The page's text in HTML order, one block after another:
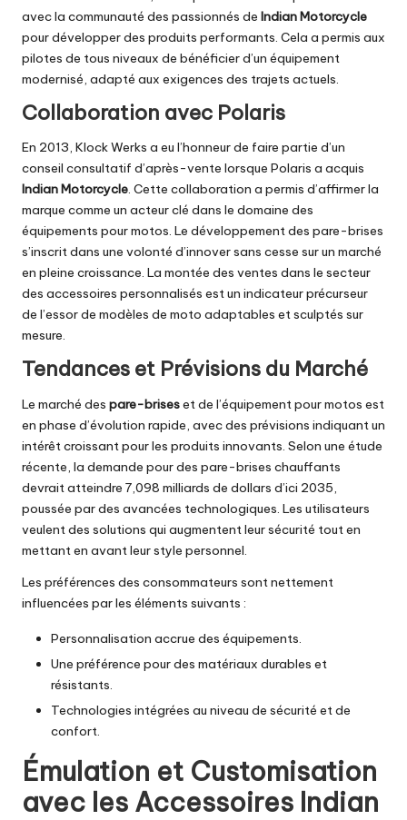
avec la communauté des passionnés de Indian Motorcycle
pour développer des produits performants. Cela a permis aux
pilotes de tous niveaux de bénéficier d’un équipement
modernisé, adapté aux exigences des trajets actuels.
Collaboration avec Polaris
En 2013, Klock Werks a eu l’honneur de faire partie d’un
conseil consultatif d’après-vente lorsque Polaris a acquis
Indian Motorcycle. Cette collaboration a permis d’affirmer la
marque comme un acteur clé dans le domaine des
équipements pour motos. Le développement des pare-brises
s’inscrit dans une volonté d’innover sans cesse sur un marché
en pleine croissance. La montée des ventes dans le secteur
des accessoires personnalisés est un indicateur précurseur
de l’essor de modèles de moto adaptables et sculptés sur
mesure.
Tendances et Prévisions du Marché
Le marché des pare-briseset de l’équipement pour motos est
en phase d’évolution rapide, avec des prévisions indiquant un
intérêt croissant pour les produits innovants. Selon une étude
récente, la demande pour des pare-brises chauffants
devrait atteindre 7,098 milliards de dollars d’ici 2035,
poussée par des avancées technologiques. Les utilisateurs
veulent des solutions qui augmentent leur sécurité tout en
mettant en avant leur style personnel.
Les préférences des consommateurs sont nettement
influencées par les éléments suivants :
Personnalisation accrue des équipements.
Une préférence pour des matériaux durables et
résistants.
Technologies intégrées au niveau de sécurité et de
confort.
Émulation et Customisation
avec les Accessoires Indian